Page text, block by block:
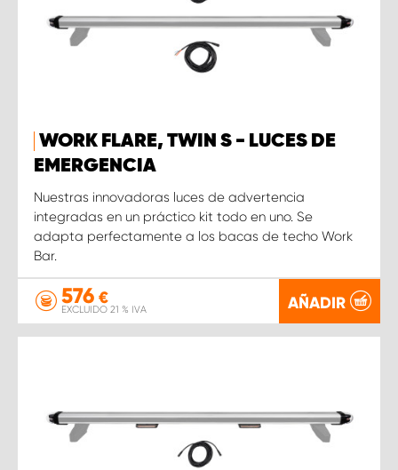
WORK FLARE, TWIN S - LUCES DE
EMERGENCIA
Nuestras innovadoras luces de advertencia
integradas en un práctico kit todo en uno. Se
adapta perfectamente a los bacas de techo Work
Bar.
576 €
EXCLUIDO 21 % IVA AÑADIR